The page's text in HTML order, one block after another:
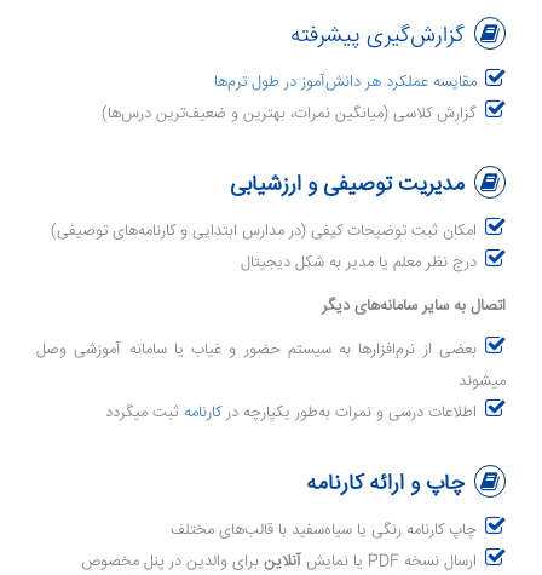
گزارش‌گیری پیشرفته
مقایسه عملکرد هر دانش‌آموز در طول ترم‌ها
گزارش کلاسی (میانگین نمرات، بهترین و ضعیف‌ترین درس‌ها)
مدیریت توصیفی و ارزشیابی
امکان ثبت توضیحات کیفی (در مدارس ابتدایی و کارنامه‌های توصیفی)
درج نظر معلم یا مدیر به شکل دیجیتال
اتصال به سایر سامانه‌های دیگر
بعضی از نرم‌افزارها به سیستم حضور و غیاب یا سامانه آموزشی وصل
میشوند
اطلاعات درسی و نمرات به‌طور یکپارچه درکارنامه ثبت میگردد
چاپ و ارائه کارنامه
چاپ کارنامه رنگی یا سیاه‌سفید با قالب‌های مختلف
ارسال نسخه PDF یا نمایش
آنلاین برای والدین در پنل مخصوص